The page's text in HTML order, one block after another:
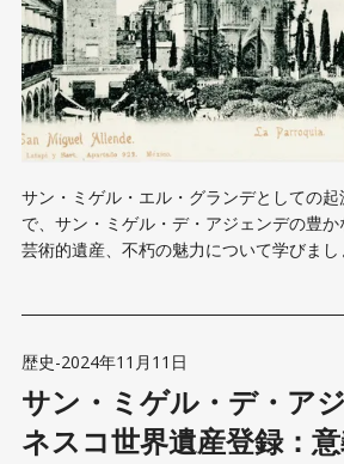
サン・ミゲル・エル・グランデとしての
で、サン・ミゲル・デ・アジェンデの豊か
芸術的遺産、不朽の魅力について学びまし
歴史-2024年11月11日
サン・ミゲル・デ・ア
ネスコ世界遺産登録：